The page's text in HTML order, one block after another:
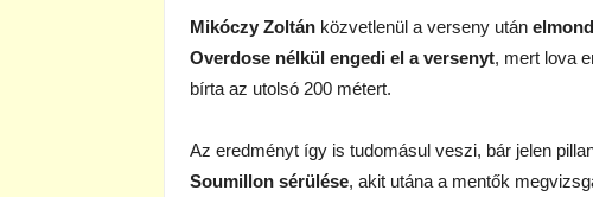
Mikóczy Zoltán közvetlenül a verseny után
Overdose nélkül engedi el a versenyt, mert lova
bírta az utolsó 200 métert.
Az eredményt így is tudomásul veszi, bár jelen
Soumillon sérülése, akit utána a mentők